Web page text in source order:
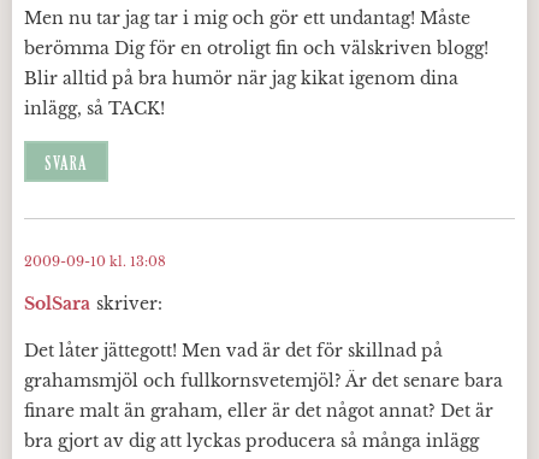
Men nu tar jag tar i mig och gör ett undantag! Måste
berömma Dig för en otroligt fin och välskriven blogg!
Blir alltid på bra humör när jag kikat igenom dina
inlägg, så TACK!
SVARA
SolSara skriver:
2009-09-10 kl. 13:08
Det låter jättegott! Men vad är det för skillnad på
grahamsmjöl och fullkornsvetemjöl? Är det senare bara
finare malt än graham, eller är det något annat? Det är
bra gjort av dig att lyckas producera så många inlägg